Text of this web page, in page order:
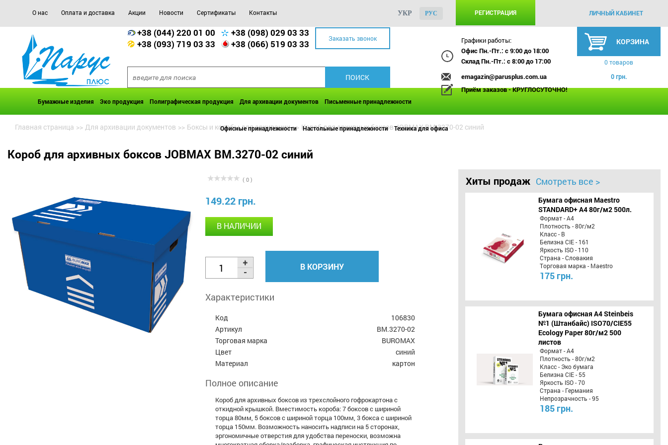
О нас Оплата и доставка Акции Новости Сертификаты Контакты РЕГИСТРАЦИЯ ЛИЧНЫЙ КАБИНЕТ
УКР РУС
+38 (044) 220 01 00
+38 (098) 029 03 33
+38 (093) 719 03 33
+38 (066) 519 03 33 Заказать звонок
Графики работы:
Офис Пн.-Пт.: с 9:00 до 18:00
Склад Пн.-Пт.: с 8:00 до 17:00
emagazin@parusplus.com.ua
Приём заказов - КРУГЛОСУТОЧНО!
КОРЗИНА
0 товаров
0 грн.
Бумажные изделия Эко продукция Полиграфическая продукция Для архивации документов Письменные принадлежности
Офисные принадлежности Настольные принадлежности Техника для офиса
Главная страница >> Для архивации документов >> Боксы и коробы для архивации >> Короб для архивных боксов JOBMAX BM.3270-02 синий
Короб для архивных боксов JOBMAX BM.3270-02 синий
( 0 )
149.22 грн.
В НАЛИЧИИ
В КОРЗИНУ
Характеристики
Код
106830
Артикул
BM.3270-02
Торговая марка
BUROMAX
Цвет
синий
Материал
картон
Полное описание
Короб для архивных боксов из трехслойного гофрокартона с
откидной крышкой. Вместимость короба: 7 боксов с шириной
торца 80мм, 5 боксов с шириной торца 100мм, 3 бокса с шириной
торца 150мм. Возможность наносить надписи на 5 сторонах,
эргономичные отверстия для удобства переноски, возможна
Хиты продаж Смотреть все >
Бумага офисная Maestro
STANDARD+ А4 80г/м2 500л.
Формат - А4
Плотность - 80г/м2
Класс - B
Белизна CIE - 161
Яркость ISO - 110
Страна - Словакия
Торговая марка - Maestro
175 грн.
Бумага офисная A4 Steinbeis
№1 (Штанбайс) ISO70/СІЕ55
Ecology Paper 80г/м2 500
листов
Формат - А4
Плотность - 80г/м2
Класс - Эко бумага
Белизна CIE - 55
Яркость ISO - 70
Страна - Германия
Непрозрачность - 95
185 грн.